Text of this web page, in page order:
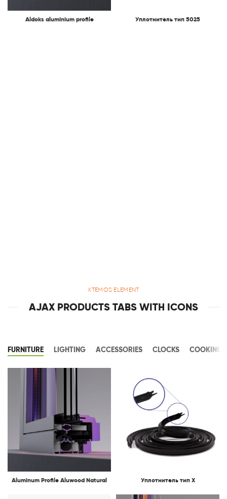
Aldoks aluminium profile Уплотнитель тип 5025
XTEMOS ELEMENT
AJAX PRODUCTS TABS WITH ICONS
FURNITURE LIGHTING ACCESSORIES CLOCKS COOKING
Aluminum Profile Aluwood Natural Уплотнитель тип X